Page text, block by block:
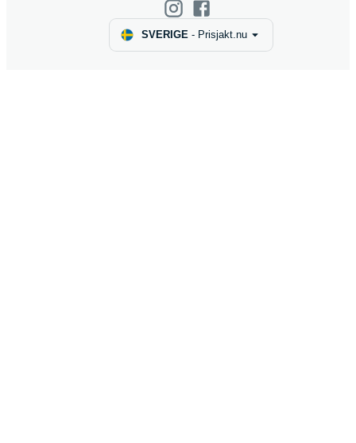
SVERIGE- Prisjakt.nu